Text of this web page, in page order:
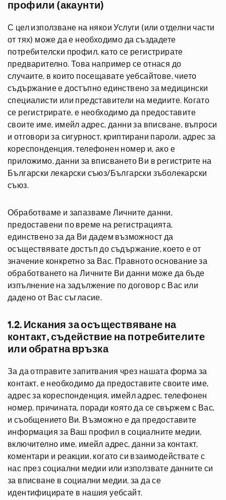
профили (акаунти)
С цел използване на някои Услуги (или отделни части
от тях) може да е необходимо да създадете
потребителски профил, като се регистрирате
предварително. Това например се отнася до
случаите, в които посещавате уебсайтове, чието
съдържание е достъпно единствено за медицински
специалисти или представители на медиите. Когато
се регистрирате, е необходимо да предоставите
своите име, имейл адрес, данни за вписване, въпроси
и отговори за сигурност, криптирани пароли, адрес за
кореспонденция, телефонен номер и, ако е
приложимо, данни за вписването Ви в регистрите на
Български лекарски съюз/Български зъболекарски
съюз.
Обработваме и запазваме Личните данни,
предоставени по време на регистрацията,
единствено за да Ви дадем възможност да
осъществявате достъп до съдържание, което е от
значение конкретно за Вас. Правното основание за
обработването на Личните Ви данни може да бъде
изпълнение на задължение по договор с Вас или
дадено от Вас съгласие.
1.2. Искания за осъществяване на
контакт, съдействие на потребителите
или обратна връзка
За да отправите запитвания чрез нашата форма за
контакт, е необходимо да предоставите своите име,
адрес за кореспонденция, имейл адрес, телефонен
номер, причината, поради която да се свържем с Вас,
и съобщението Ви. Възможно е да предоставите
информация за Ваш профил в социалните медии,
включително име, имейл адрес, данни за контакт,
коментари и реакции, когато си взаимодействате с
нас през социални медии или използвате данните си
за вписване в социални медии, за да се
идентифицирате в нашия уебсайт.